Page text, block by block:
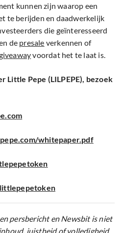
kunnen zijn waarop een
te berijden en daadwerkelijk
die geïnteresseerd
de presale verkennen of
voordat het te laat is.
Little Pepe (LILPEPE), bezoek
whitepaper.pdf
persbericht en Newsbit is niet
juistheid of volledigheid